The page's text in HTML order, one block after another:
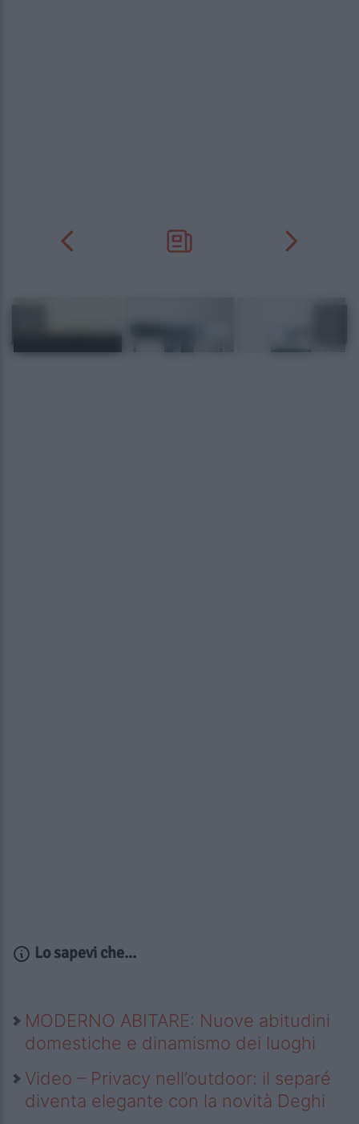
Lo sapevi che...
MODERNO ABITARE: Nuove abitudini
domestiche e dinamismo dei luoghi
Video – Privacy nell’outdoor: il separé
diventa elegante con la novità Deghi